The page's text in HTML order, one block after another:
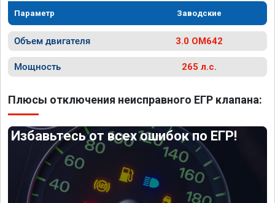
Параметр Заводские
Объем двигателя 3.0 OM642
Мощность 265 л.с.
Плюсы отключения неисправного ЕГР клапана:
Избавьтесь от всех ошибок по ЕГР!